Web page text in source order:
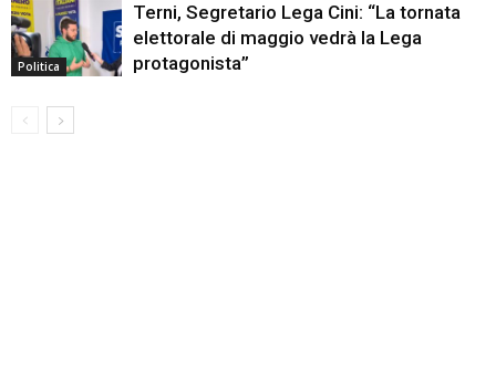
Politica
Terni, Segretario Lega Cini: “La tornata
elettorale di maggio vedrà la Lega
protagonista”